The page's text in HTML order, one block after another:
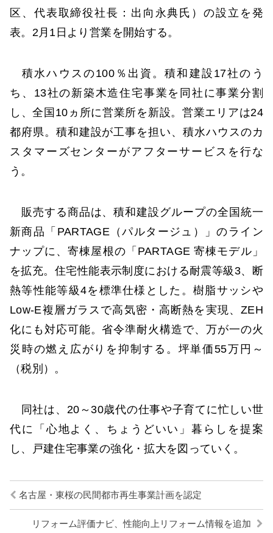
区、代表取締役社長：出向永典氏）の設立を発
表。2月1日より営業を開始する。
積水ハウスの100％出資。積和建設17社のう
ち、13社の新築木造住宅事業を同社に事業分割
し、全国10ヵ所に営業所を新設。営業エリアは24
都府県。積和建設が工事を担い、積水ハウスのカ
スタマーズセンターがアフターサービスを行な
う。
販売する商品は、積和建設グループの全国統一
新商品「PARTAGE（パルタージュ）」のライン
ナップに、寄棟屋根の「PARTAGE 寄棟モデル」
を拡充。住宅性能表示制度における耐震等級3、断
熱等性能等級4を標準仕様とした。樹脂サッシや
Low-E複層ガラスで高気密・高断熱を実現、ZEH
化にも対応可能。省令準耐火構造で、万が一の火
災時の燃え広がりを抑制する。坪単価55万円～
（税別）。
同社は、20～30歳代の仕事や子育てに忙しい世
代に「心地よく、ちょうどいい」暮らしを提案
し、戸建住宅事業の強化・拡大を図っていく。
名古屋・東桜の民間都市再生事業計画を認定
リフォーム評価ナビ、性能向上リフォーム情報を追加